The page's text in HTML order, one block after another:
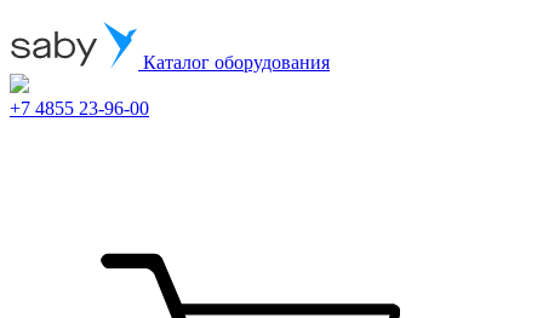
Каталог оборудования
+7 4855 23-96-00